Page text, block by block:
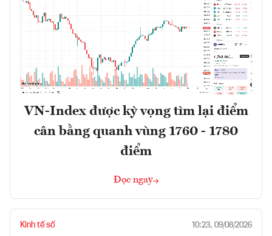
VN-Index được kỳ vọng tìm lại điểm
cân bằng quanh vùng 1760 - 1780
điểm
Đọc ngay
Kinh tế số 10:23, 09/08/2026